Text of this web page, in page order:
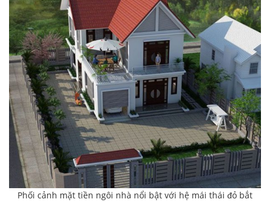
Phối cảnh mặt tiền ngôi nhà nổi bật với hệ mái thái đỏ bắt